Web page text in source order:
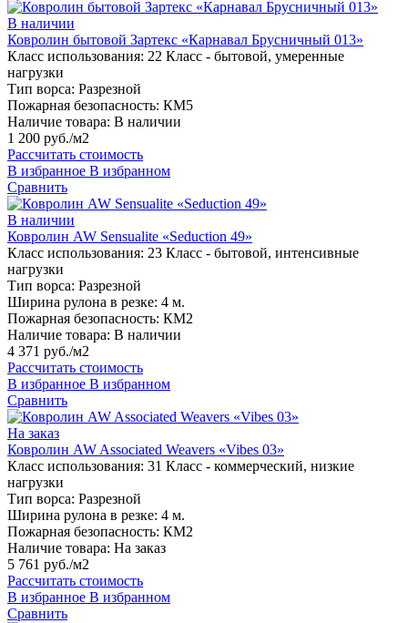
В наличии
Ковролин бытовой Зартекс «Карнавал Брусничный 013»
Класс использования: 22 Класс - бытовой, умеренные
нагрузки
Тип ворса: Разрезной
Пожарная безопасность: КМ5
Наличие товара: В наличии
1 200 руб./м2
Рассчитать стоимость
В избранное В избранном
Сравнить
В наличии
Ковролин AW Sensualite «Seduction 49»
Класс использования: 23 Класс - бытовой, интенсивные
нагрузки
Тип ворса: Разрезной
Ширина рулона в резке: 4 м.
Пожарная безопасность: КМ2
Наличие товара: В наличии
4 371 руб./м2
Рассчитать стоимость
В избранное В избранном
Сравнить
На заказ
Ковролин AW Associated Weavers «Vibes 03»
Класс использования: 31 Класс - коммерческий, низкие
нагрузки
Тип ворса: Разрезной
Ширина рулона в резке: 4 м.
Пожарная безопасность: КМ2
Наличие товара: На заказ
5 761 руб./м2
Рассчитать стоимость
В избранное В избранном
Сравнить